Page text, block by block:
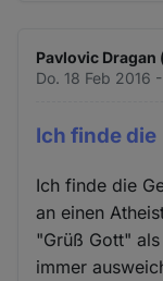
Pavlovic
Do. 18 Feb 2016
Ich finde die
Ich finde die
an einen
"Grüß Gott"
immer